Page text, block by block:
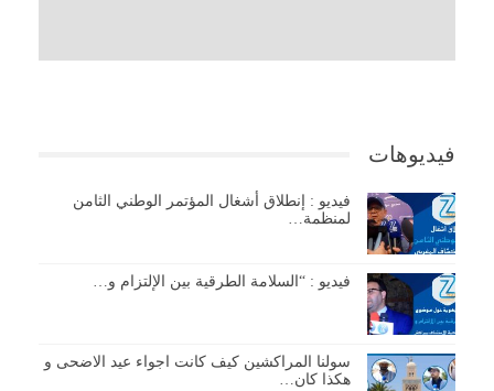
فيديوهات
فيديو : إنطلاق أشغال المؤتمر الوطني الثامن
لمنظمة…
فيديو : “السلامة الطرقية بين الإلتزام و…
سولنا المراكشين كيف كانت اجواء عيد الاضحى و
هكذا كان…